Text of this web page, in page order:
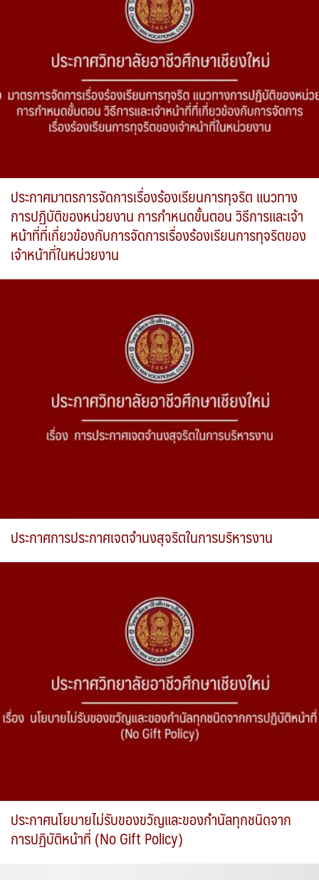
ประกาศมาตรการจัดการเรื่องร้องเรียนการทุจริต แนวทาง
การปฏิบัติของหน่วยงาน การกำหนดขั้นตอน วิธีการและเจ้า
หน้าที่ที่เกี่ยวข้องกับการจัดการเรื่องร้องเรียนการทุจริตของ
เจ้าหน้าที่ในหน่วยงาน
ประกาศการประกาศเจตจำนงสุจริตในการบริหารงาน
ประกาศนโยบายไม่รับของขวัญและของกำนัลทุกชนิดจาก
การปฏิบัติหน้าที่ (No Gift Policy)